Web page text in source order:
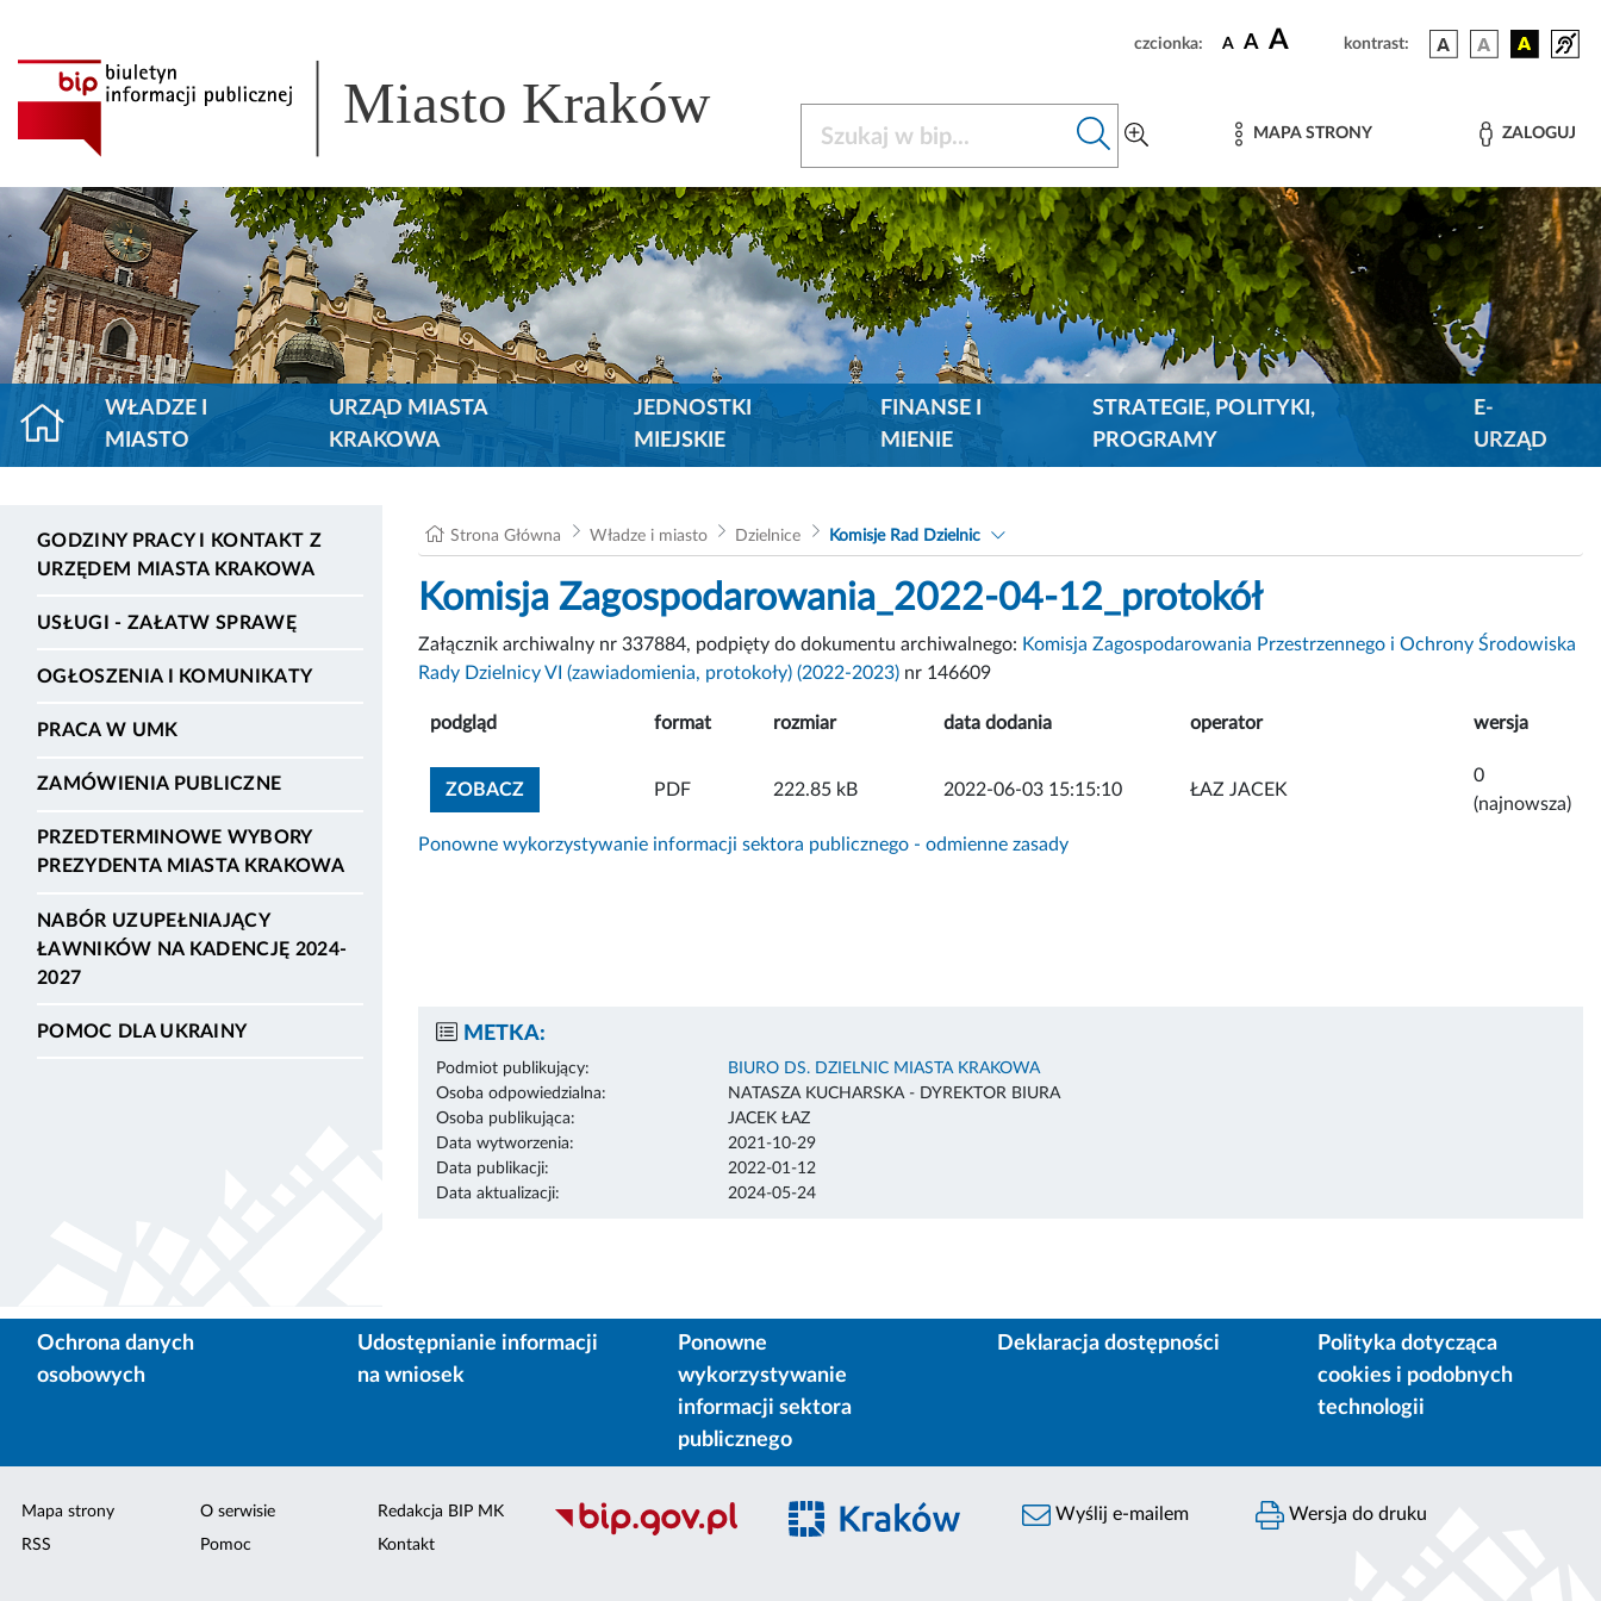
czcionka: A A A kontrast:
Miasto Kraków MAPA STRONY ZALOGUJ
WŁADZE I
MIASTO
URZĄD MIASTA
KRAKOWA
JEDNOSTKI
MIEJSKIE
FINANSE I
MIENIE
STRATEGIE, POLITYKI,
PROGRAMY
E-
URZĄD
GODZINY PRACY I KONTAKT Z
URZĘDEM MIASTA KRAKOWA
USŁUGI - ZAŁATW SPRAWĘ
OGŁOSZENIA I KOMUNIKATY
PRACA W UMK
ZAMÓWIENIA PUBLICZNE
PRZEDTERMINOWE WYBORY
PREZYDENTA MIASTA KRAKOWA
NABÓR UZUPEŁNIAJĄCY
ŁAWNIKÓW NA KADENCJĘ 2024-
2027
POMOC DLA UKRAINY
Strona Główna Władze i miasto Dzielnice Komisje Rad Dzielnic
Komisja Zagospodarowania_2022-04-12_protokół
Załącznik archiwalny nr 337884, podpięty do dokumentu archiwalnego: Komisja Zagospodarowania Przestrzennego i Ochrony Środowiska
Rady Dzielnicy VI (zawiadomienia, protokoły) (2022-2023) nr 146609
podgląd format rozmiar data dodania operator wersja
ZOBACZZOBACZ ZAŁĄCZNIK
PDF 222.85 kB 2022-06-03 15:15:10 ŁAZ JACEK
0
(najnowsza)
Ponowne wykorzystywanie informacji sektora publicznego - odmienne zasady
METKA:
Podmiot publikujący:
BIURO DS. DZIELNIC MIASTA KRAKOWA
Osoba odpowiedzialna:
NATASZA KUCHARSKA - DYREKTOR BIURA
Osoba publikująca:
JACEK ŁAZ
Data wytworzenia:
2021-10-29
Data publikacji:
2022-01-12
Data aktualizacji:
2024-05-24
Ochrona danych
osobowych
Udostępnianie informacji
na wniosek
Ponowne
wykorzystywanie
informacji sektora
publicznego
Deklaracja dostępności
Polityka dotycząca
cookies i podobnych
technologii
Mapa strony
RSS
O serwisie
Pomoc
Redakcja BIP MK
Kontakt
Wyślij e-mailem Wersja do druku